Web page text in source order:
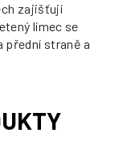
zajišťují
límec se
přední straně a